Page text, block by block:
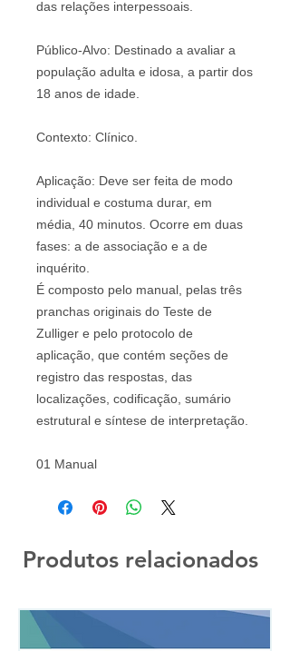
das relações interpessoais.
Público-Alvo: Destinado a avaliar a
população adulta e idosa, a partir dos
18 anos de idade.
Contexto: Clínico.
Aplicação: Deve ser feita de modo
individual e costuma durar, em
média, 40 minutos. Ocorre em duas
fases: a de associação e a de
inquérito.
É composto pelo manual, pelas três
pranchas originais do Teste de
Zulliger e pelo protocolo de
aplicação, que contém seções de
registro das respostas, das
localizações, codificação, sumário
estrutural e síntese de interpretação.
01 Manual
Produtos relacionados